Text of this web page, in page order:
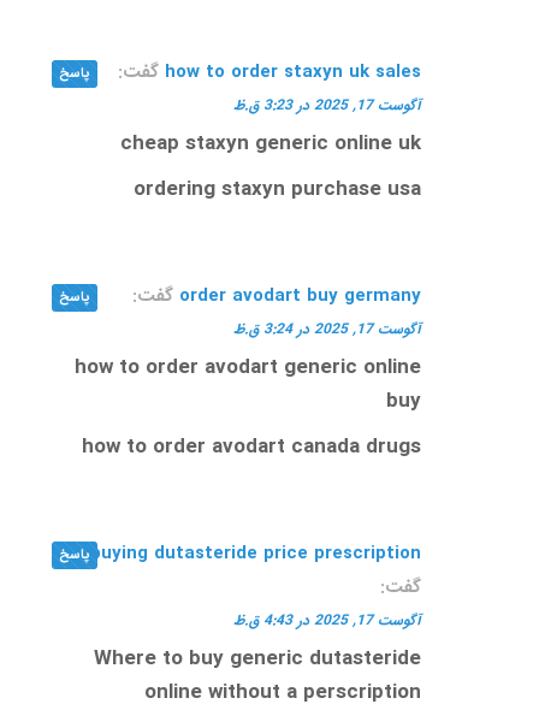
how to order staxyn uk sales گفت:
آگوست 17, 2025 در 3:23 ق.ظ
cheap staxyn generic online uk
ordering staxyn purchase usa
پاسخ
order avodart buy germany گفت:
آگوست 17, 2025 در 3:24 ق.ظ
how to order avodart generic online
buy
how to order avodart canada drugs
پاسخ
buying dutasteride price prescription
گفت:
آگوست 17, 2025 در 4:43 ق.ظ
Where to buy generic dutasteride
online without a perscription
پاسخ